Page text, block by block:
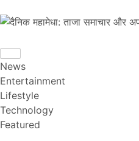
News
Entertainment
Lifestyle
Technology
Featured